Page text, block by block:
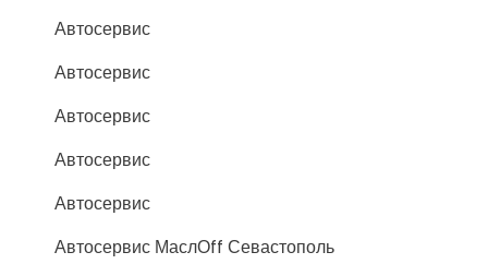
Автосервис
Автосервис
Автосервис
Автосервис
Автосервис
Автосервис МаслОff Севастополь